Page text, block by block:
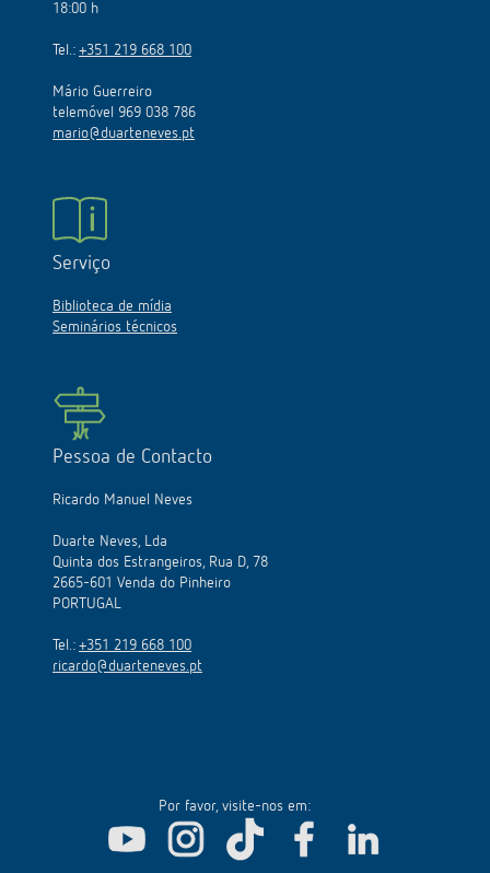
18:00 h
Tel.: +351 219 668 100
Mário Guerreiro
telemóvel 969 038 786
mario@duarteneves.pt
Serviço
Biblioteca de mídia
Seminários técnicos
Pessoa de Contacto
Ricardo Manuel Neves
Duarte Neves, Lda
Quinta dos Estrangeiros, Rua D, 78
2665-601 Venda do Pinheiro
PORTUGAL
Tel.: +351 219 668 100
ricardo@duarteneves.pt
Por favor, visite-nos em: